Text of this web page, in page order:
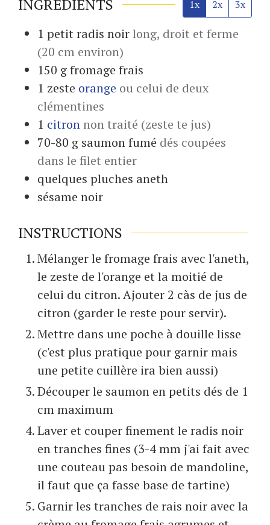
INGRÉDIENTS 1x 2x 3x
1 petitradis noirlong, droit et ferme
(20 cm environ)
150 gfromage frais
1 zeste orange ou celui de deux
clémentines
1 citronnon traité (zeste te jus)
70-80 g saumon fumé dés coupées
dans le filet entier
quelques pluches aneth
sésame noir
INSTRUCTIONS
Mélanger le fromage frais avec l'aneth,
le zeste de l'orange et la moitié de
celui du citron. Ajouter 2 càs de jus de
citron (garder le reste pour servir).
Mettre dans une poche à douille lisse
(c'est plus pratique pour garnir mais
une petite cuillère ira bien aussi)
Découper le saumon en petits dés de 1
cm maximum
Laver et couper finement le radis noir
en tranches fines (3-4 mm j'ai fait avec
une couteau pas besoin de mandoline,
il faut que ça fasse base de tartine)
Garnir les tranches de rais noir avec la